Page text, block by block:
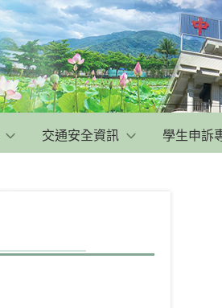
交通安全資訊 學生申訴